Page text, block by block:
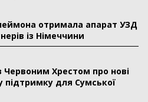
отримала апарат УЗД
із Німеччини
Червоним Хрестом про нові
підтримку для Сумської